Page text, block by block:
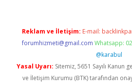
Reklam ve İletişim: E-mail:
forumhizmeti@gmail.com Whatsapp:
@karabul
Yasal Uyarı: Sitemiz, 5651 Sayılı Kanun
ve İletişim Kurumu (BTK) tarafından